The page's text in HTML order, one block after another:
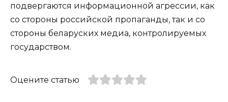
подвергаются информационной агрессии, как
со стороны российской пропаганды, так и со
стороны беларуских медиа, контролируемых
государством.
Оцените статью